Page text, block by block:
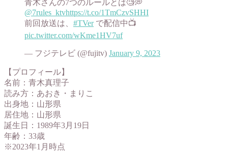
青木さんの7つのルールとは🧐💭
@7rules_ktvhttps://t.co/1TmCzvSHHI
前回放送は、 #TVerで配信中📺
pic.twitter.com/wKme1HV7uf
— フジテレビ (@fujitv) January 9, 2023
【プロフィール】
名前：青木真理子
読み方：あおき・まりこ
出身地：山形県
居住地：山形県
誕生日：1989年3月19日
年齢：33歳
※2023年1月時点